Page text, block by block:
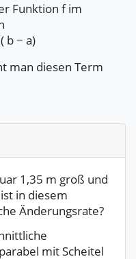
Funktion f im
b − a)
man diesen Term
1,35 m groß und
in diesem
Änderungsrate?
mit Scheitel